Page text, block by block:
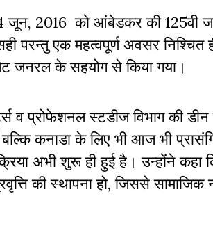
जून, 2016 को आंबेडकर की 125वी
परन्तु एक महत्वपूर्ण अवसर निश्चित
जनरल के सहयोग से किया गया।
व प्रोफेशनल स्टडीज विभाग की
कनाडा के लिए भी आज भी
अभी शुरू ही हुई है। उन्होंने कहा
की स्थापना हो, जिससे सामाजिक